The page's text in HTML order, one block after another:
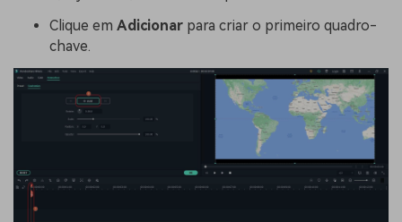
Clique em Adicionar para criar o primeiro quadro-
chave.